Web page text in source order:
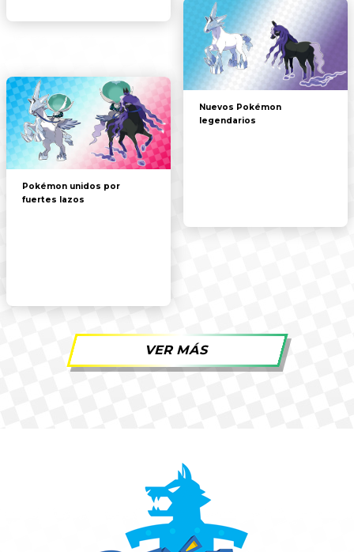
Nuevos Pokémon
legendarios
Pokémon unidos por
fuertes lazos
VER MÁS